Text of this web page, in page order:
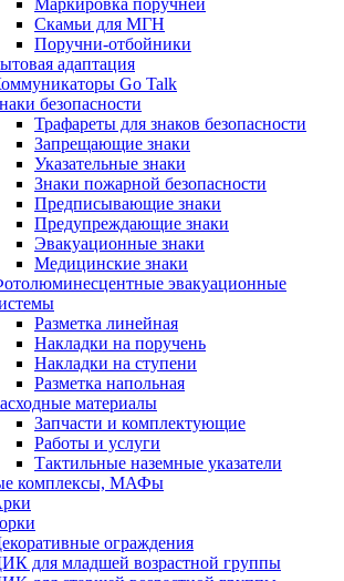
Маркировка поручней
Скамьи для МГН
Поручни-отбойники
адаптация
Go Talk
безопасности
Трафареты для знаков безопасности
Запрещающие знаки
Указательные знаки
Знаки пожарной безопасности
Предписывающие знаки
Предупреждающие знаки
Эвакуационные знаки
Медицинские знаки
эвакуационные
Разметка линейная
Накладки на поручень
Накладки на ступени
Разметка напольная
материалы
Запчасти и комплектующие
Работы и услуги
Тактильные наземные указатели
комплексы, МАФы
ограждения
для младшей возрастной группы